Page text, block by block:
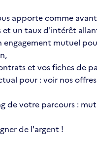
apporte comme
un taux d'intérêt
engagement mutuel
et vos fiches de
pour : voir nos
votre parcours :
de l'argent !